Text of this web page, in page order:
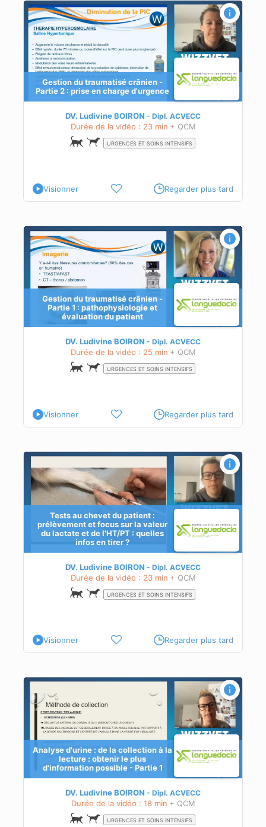
Gestion du traumatisé crânien -
Partie 2 : prise en charge d'urgence
DV. Ludivine BOIRON Dipl. ACVECC
Durée de la vidéo : 23 min + QCM
URGENCES ET SOINS INTENSIFS
Visionner Regarder plus tard
Gestion du traumatisé crânien -
Partie 1 : pathophysiologie et
évaluation du patient
DV. Ludivine BOIRON Dipl. ACVECC
Durée de la vidéo : 25 min + QCM
URGENCES ET SOINS INTENSIFS
Visionner Regarder plus tard
Tests au chevet du patient :
prélèvement et focus sur la valeur
du lactate et de l'HT/PT : quelles
infos en tirer ?
DV. Ludivine BOIRON Dipl. ACVECC
Durée de la vidéo : 23 min + QCM
URGENCES ET SOINS INTENSIFS
Visionner Regarder plus tard
Analyse d'urine : de la collection à la
lecture : obtenir le plus
d'information possible - Partie 1
DV. Ludivine BOIRON Dipl. ACVECC
Durée de la vidéo : 18 min + QCM
URGENCES ET SOINS INTENSIFS